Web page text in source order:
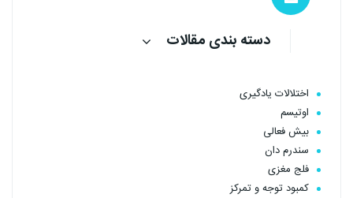
دسته بندی مقالات
اختلالات یادگیری
اوتیسم
بیش فعالی
سندرم دان
فلج مغزی
کمبود توجه و تمرکز